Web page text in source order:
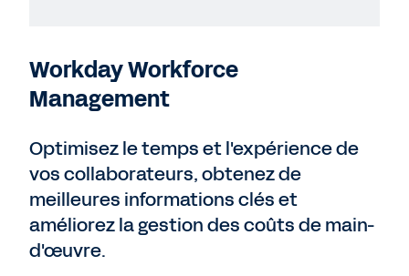
Workday Workforce
Management
Optimisez le temps et l'expérience de
vos collaborateurs, obtenez de
meilleures informations clés et
améliorez la gestion des coûts de main-
d'œuvre.